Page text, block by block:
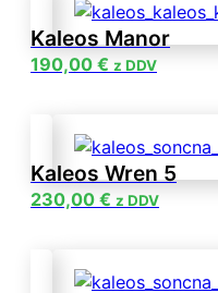
Kaleos Manor
190,00 € z DDV
Kaleos Wren 5
230,00 € z DDV